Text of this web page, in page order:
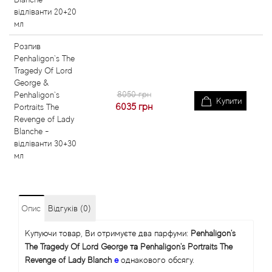
відліванти 20+20
мл
Розпив
Penhaligon`s The
Tragedy Of Lord
George &
Penhaligon`s
Portraits The
Revenge of Lady
Blanche -
відліванти 30+30
мл
8050 грн
6035 грн
Купити
Опис Відгуків (0)
Купуючи товар, Ви отримуєте два парфуми: Penhaligon's
The Tragedy Of Lord Georgeта Penhaligon's Portraits The
Revenge of Lady Blanch eоднакового обсягу.